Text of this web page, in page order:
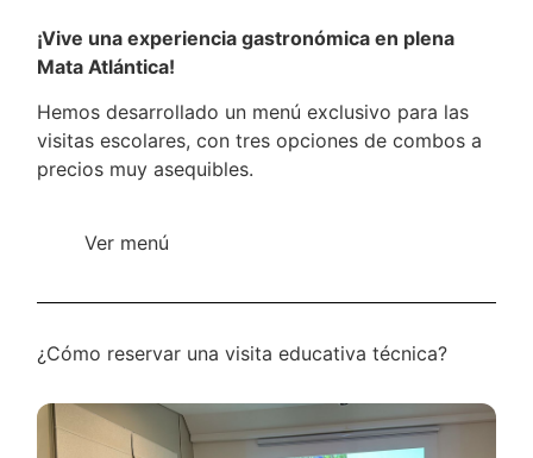
¡Vive una experiencia gastronómica en plena
Mata Atlántica!
Hemos desarrollado un menú exclusivo para las
visitas escolares, con tres opciones de combos a
precios muy asequibles.
Ver menú
¿Cómo reservar una visita educativa técnica?